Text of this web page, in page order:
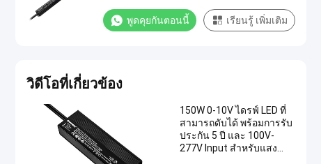
ความสอดคล้องทั่วไป
พูดคุยกันตอนนี้ เรียนรู้ เพิ่มเติม
วิดีโอที่เกี่ยวข้อง
150W 0-10V ไดรฟ์ LED ที่
สามารถดับได้ พร้อมการรับ
ประกัน 5 ปี และ 100V-
277V Input สําหรับแสง